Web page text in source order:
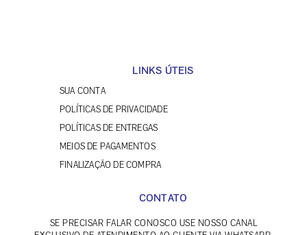
CONTATO
EXCLUSIVO DE ATENDIMENTO AO CLIENTE VIA WHATSAPP.
OUVIDORIA